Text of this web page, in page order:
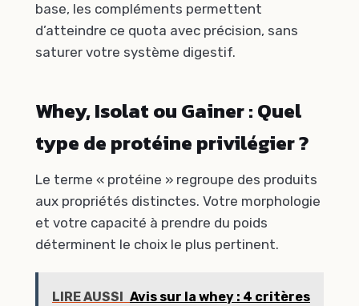
base, les compléments permettent
d’atteindre ce quota avec précision, sans
saturer votre système digestif.
Whey, Isolat ou Gainer : Quel
type de protéine privilégier ?
Le terme « protéine » regroupe des produits
aux propriétés distinctes. Votre morphologie
et votre capacité à prendre du poids
déterminent le choix le plus pertinent.
LIRE AUSSI Avis sur la whey : 4 critères